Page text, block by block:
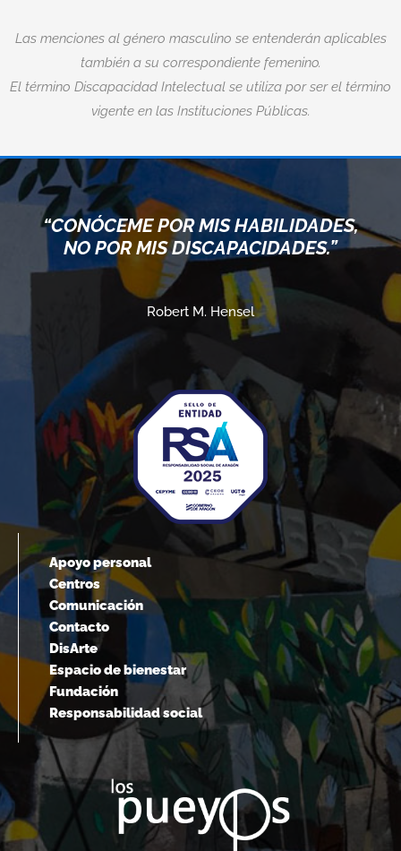
Las menciones al género masculino se entenderán aplicables
también a su correspondiente femenino.
El término Discapacidad Intelectual se utiliza por ser el término
vigente en las Instituciones Públicas.
“CONÓCEME POR MIS HABILIDADES,
NO POR MIS DISCAPACIDADES.”
Robert M. Hensel
Apoyo personal
Centros
Comunicación
Contacto
DisArte
Espacio de bienestar
Fundación
Responsabilidad social